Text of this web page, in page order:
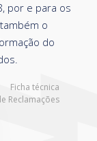
Ficha técnica
Reclamações
por e para os
o
do